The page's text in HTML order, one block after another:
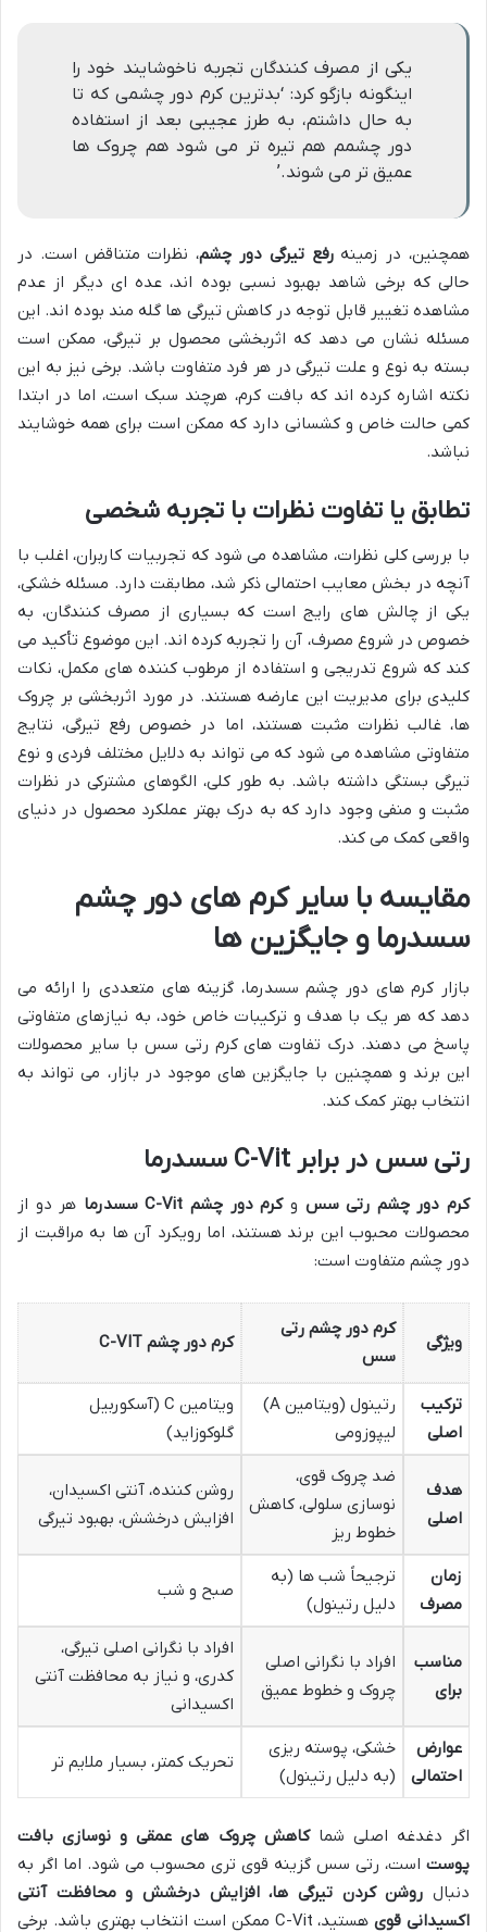
یکی از مصرف کنندگان تجربه ناخوشایند خود را
اینگونه بازگو کرد: ‘بدترین کرم دور چشمی که تا
به حال داشتم، به طرز عجیبی بعد از استفاده
دور چشمم هم تیره تر می شود هم چروک ها
عمیق تر می شوند.’
همچنین، در زمینهرفع تیرگی دور چشم، نظرات متناقض است. در
حالی که برخی شاهد بهبود نسبی بوده اند، عده ای دیگر از عدم
مشاهده تغییر قابل توجه در کاهش تیرگی ها گله مند بوده اند. این
مسئله نشان می دهد که اثربخشی محصول بر تیرگی، ممکن است
بسته به نوع و علت تیرگی در هر فرد متفاوت باشد. برخی نیز به این
نکته اشاره کرده اند که بافت کرم، هرچند سبک است، اما در ابتدا
کمی حالت خاص و کشسانی دارد که ممکن است برای همه خوشایند
نباشد.
تطابق یا تفاوت نظرات با تجربه شخصی
با بررسی کلی نظرات، مشاهده می شود که تجربیات کاربران، اغلب با
آنچه در بخش معایب احتمالی ذکر شد، مطابقت دارد. مسئله خشکی،
یکی از چالش های رایج است که بسیاری از مصرف کنندگان، به
خصوص در شروع مصرف، آن را تجربه کرده اند. این موضوع تأکید می
کند که شروع تدریجی و استفاده از مرطوب کننده های مکمل، نکات
کلیدی برای مدیریت این عارضه هستند. در مورد اثربخشی بر چروک
ها، غالب نظرات مثبت هستند، اما در خصوص رفع تیرگی، نتایج
متفاوتی مشاهده می شود که می تواند به دلایل مختلف فردی و نوع
تیرگی بستگی داشته باشد. به طور کلی، الگوهای مشترکی در نظرات
مثبت و منفی وجود دارد که به درک بهتر عملکرد محصول در دنیای
واقعی کمک می کند.
مقایسه با سایر کرم های دور چشم
سسدرما و جایگزین ها
بازار کرم های دور چشم سسدرما، گزینه های متعددی را ارائه می
دهد که هر یک با هدف و ترکیبات خاص خود، به نیازهای متفاوتی
پاسخ می دهند. درک تفاوت های کرم رتی سس با سایر محصولات
این برند و همچنین با جایگزین های موجود در بازار، می تواند به
انتخاب بهتر کمک کند.
رتی سس در برابر C-Vit سسدرما
کرم دور چشم رتی سس وکرم دور چشم C-Vit سسدرما
هر دو از
محصولات محبوب این برند هستند، اما رویکرد آن ها به مراقبت از
دور چشم متفاوت است:
ویژگی
کرم دور چشم رتی
سس
کرم دور چشم C-VIT
ترکیب
اصلی
رتینول (ویتامین A)
لیپوزومی
ویتامین C (آسکوربیل
گلوکوزاید)
هدف
اصلی
ضد چروک قوی،
نوسازی سلولی، کاهش
خطوط ریز
روشن کننده، آنتی اکسیدان،
افزایش درخشش، بهبود تیرگی
زمان
مصرف
ترجیحاً شب ها (به
دلیل رتینول)
صبح و شب
مناسب
برای
افراد با نگرانی اصلی
چروک و خطوط عمیق
افراد با نگرانی اصلی تیرگی،
کدری، و نیاز به محافظت آنتی
اکسیدانی
عوارض
احتمالی
خشکی، پوسته ریزی
(به دلیل رتینول)
تحریک کمتر، بسیار ملایم تر
اگر دغدغه اصلی شماکاهش چروک های عمقی و نوسازی بافت
پوست است، رتی سس گزینه قوی تری محسوب می شود. اما اگر به
دنبال روشن کردن تیرگی ها، افزایش درخشش و محافظت آنتی
اکسیدانی قوی
هستید، C-Vit ممکن است انتخاب بهتری باشد. برخی